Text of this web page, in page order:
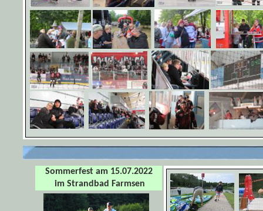
Sommerfest am 15.07.2022
im Strandbad Farmsen